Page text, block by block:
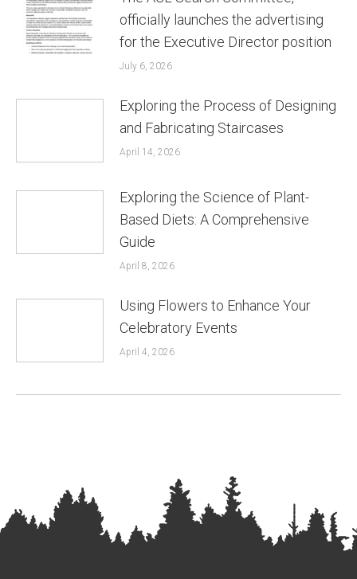
officially launches the advertising
for the Executive Director position
July 6, 2026
Exploring the Process of Designing
and Fabricating Staircases
April 14, 2026
Exploring the Science of Plant-
Based Diets: A Comprehensive
Guide
April 8, 2026
Using Flowers to Enhance Your
Celebratory Events
April 4, 2026